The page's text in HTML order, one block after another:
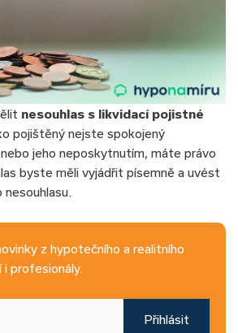
nesouhlas s likvidací pojistné
pojištěný nejste spokojený
jeho neposkytnutím, máte právo
byste měli vyjádřit písemně a uvést
z hypotečního a realitního
i profesionály.
Přihlásit